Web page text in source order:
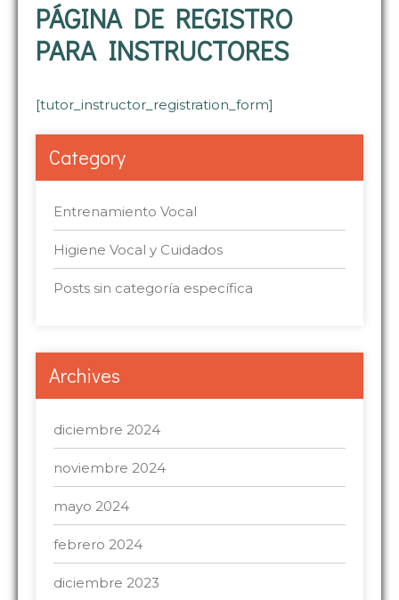
PÁGINA DE REGISTRO
PARA INSTRUCTORES
[tutor_instructor_registration_form]
Category
Entrenamiento Vocal
Higiene Vocal y Cuidados
Posts sin categoría específica
Archives
diciembre 2024
noviembre 2024
mayo 2024
febrero 2024
diciembre 2023